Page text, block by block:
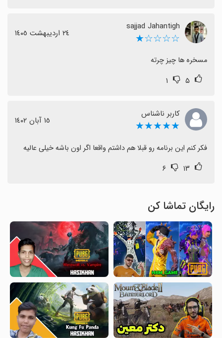
sajjad Jahantigh
☆☆☆☆★ ٢٤ اردیبهشت ١٤٠٥
مسخره ها چیز چرته
۵ ۱
کاربر ناشناس
★★★★★ ١٥ آبان ١٤٠٢
فکر کنم این برنامه رو قبلا هم داشتم واقعا اگر اون باشه خیلی عالیه
۱۳ ۶
رایگان تماشا کن